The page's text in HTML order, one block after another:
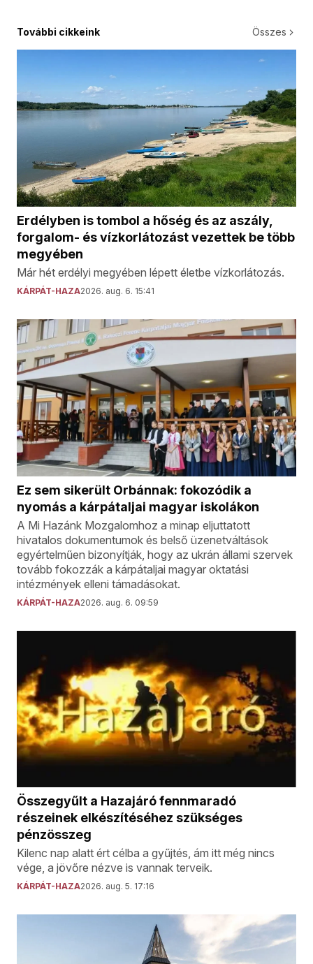
További cikkeink Összes
Erdélyben is tombol a hőség és az aszály,
forgalom- és vízkorlátozást vezettek be több
megyében
Már hét erdélyi megyében lépett életbe vízkorlátozás.
KÁRPÁT-HAZA2026. aug. 6. 15:41
Ez sem sikerült Orbánnak: fokozódik a
nyomás a kárpátaljai magyar iskolákon
A Mi Hazánk Mozgalomhoz a minap eljuttatott
hivatalos dokumentumok és belső üzenetváltások
egyértelműen bizonyítják, hogy az ukrán állami szervek
tovább fokozzák a kárpátaljai magyar oktatási
intézmények elleni támadásokat.
KÁRPÁT-HAZA2026. aug. 6. 09:59
Összegyűlt a Hazajáró fennmaradó
részeinek elkészítéséhez szükséges
pénzösszeg
Kilenc nap alatt ért célba a gyűjtés, ám itt még nincs
vége, a jövőre nézve is vannak terveik.
KÁRPÁT-HAZA2026. aug. 5. 17:16